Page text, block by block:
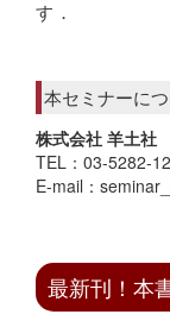
す．
本セミナーに
株式会社 羊土
TEL：03-5282-
E-mail：
最新刊！本